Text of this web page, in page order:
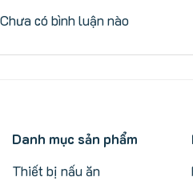
Chưa có bình luận nào
Danh mục sản phẩm
Thiết bị nấu ăn